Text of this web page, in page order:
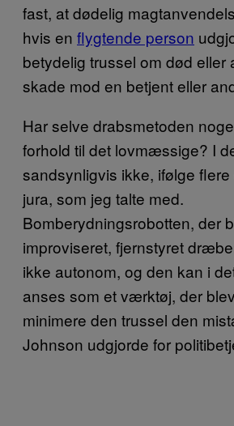
fast, at dødelig
hvis en flygtende person
betydelig trussel om død eller
skade mod en betjent eller
Har selve drabsmetoden
forhold til det lovmæssige? I
sandsynligvis ikke, ifølge
jura, som jeg talte med.
Bomberydningsrobotten, der
improviseret, fjernstyret
ikke autonom, og den kan i
anses som et værktøj, der
minimere den trussel den
Johnson udgjorde for